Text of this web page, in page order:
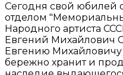
Сегодня свой юбилей
отделом
Народного артиста
Евгений Михайлович
Евгению
бережно хранит и